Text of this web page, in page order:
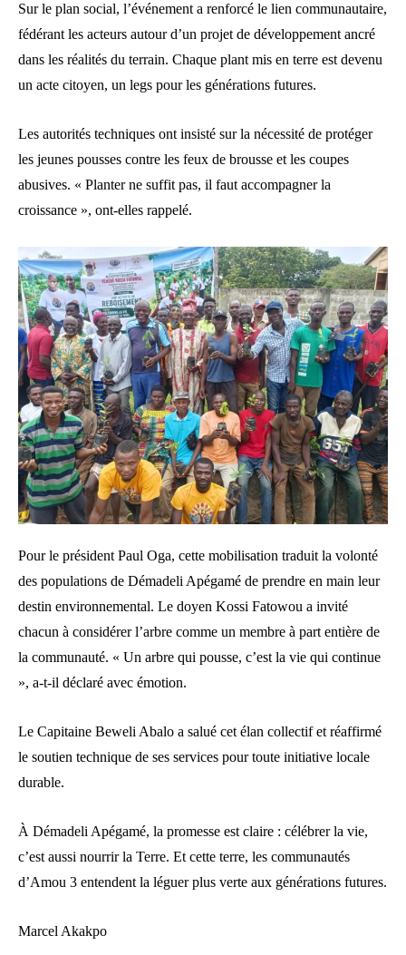
Sur le plan social, l’événement a renforcé le lien communautaire,
fédérant les acteurs autour d’un projet de développement ancré
dans les réalités du terrain. Chaque plant mis en terre est devenu
un acte citoyen, un legs pour les générations futures.
Les autorités techniques ont insisté sur la nécessité de protéger
les jeunes pousses contre les feux de brousse et les coupes
abusives. « Planter ne suffit pas, il faut accompagner la
croissance », ont-elles rappelé.
Pour le président Paul Oga, cette mobilisation traduit la volonté
des populations de Démadeli Apégamé de prendre en main leur
destin environnemental. Le doyen Kossi Fatowou a invité
chacun à considérer l’arbre comme un membre à part entière de
la communauté. « Un arbre qui pousse, c’est la vie qui continue
», a-t-il déclaré avec émotion.
Le Capitaine Beweli Abalo a salué cet élan collectif et réaffirmé
le soutien technique de ses services pour toute initiative locale
durable.
À Démadeli Apégamé, la promesse est claire : célébrer la vie,
c’est aussi nourrir la Terre. Et cette terre, les communautés
d’Amou 3 entendent la léguer plus verte aux générations futures.
Marcel Akakpo